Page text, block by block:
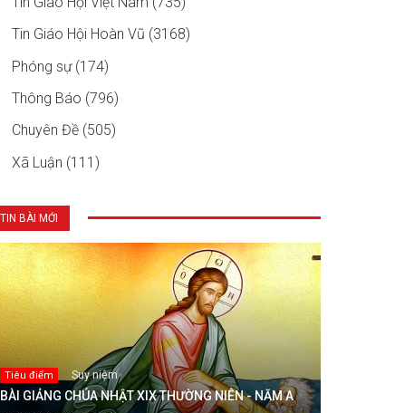
Tin Giáo Hội Hoàn Vũ (3168)
Phóng sự (174)
Thông Báo (796)
Chuyên Đề (505)
Xã Luận (111)
TIN BÀI MỚI
Tiêu điểm Suy niệm
BÀI GIẢNG CHÚA NHẬT XIX THƯỜNG NIÊN - NĂM A